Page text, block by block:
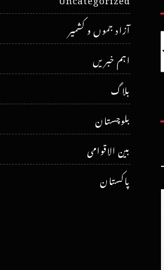
آزاد جموں و کشمیر
اہم خبریں
بلاگ
بلوچستان
بین الاقوامی
پاکستان